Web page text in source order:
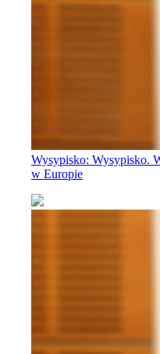
Wysypisko: Wysypisko.
w Europie